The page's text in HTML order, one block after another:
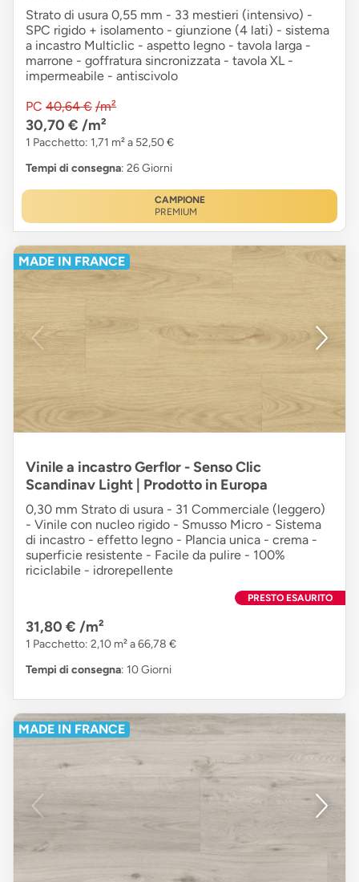
Strato di usura 0,55 mm - 33 mestieri (intensivo) -
SPC rigido + isolamento - giunzione (4 lati) - sistema
a incastro Multiclic - aspetto legno - tavola larga -
marrone - goffratura sincronizzata - tavola XL -
impermeabile - antiscivolo
PC 40,64 € /m²
30,70 € /m²
1 Pacchetto: 1,71 m² a 52,50 €
Tempi di consegna: 26 Giorni
CAMPIONE
PREMIUM
MADE IN FRANCE
Vinile a incastro Gerflor - Senso Clic
Scandinav Light | Prodotto in Europa
0,30 mm Strato di usura - 31 Commerciale (leggero)
- Vinile con nucleo rigido - Smusso Micro - Sistema
di incastro - effetto legno - Plancia unica - crema -
superficie resistente - Facile da pulire - 100%
riciclabile - idrorepellente
PRESTO ESAURITO
31,80 € /m²
1 Pacchetto: 2,10 m² a 66,78 €
Tempi di consegna: 10 Giorni
MADE IN FRANCE